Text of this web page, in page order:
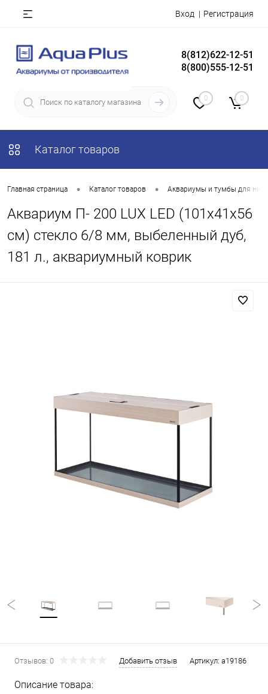
Вход Регистрация
8(812)622-12-51
8(800)555-12-51
0 0
Каталог товаров
Главная страница • Каталог товаров • Аквариумы и тумбы для них
Аквариум П- 200 LUX LED (101х41х56
см) стекло 6/8 мм, выбеленный дуб,
181 л., аквариумный коврик
Отзывов: 0 Добавить отзыв Артикул: a19186
Описание товара: